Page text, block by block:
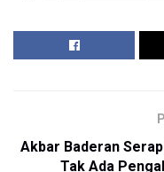
Akbar Baderan
Tak Ada